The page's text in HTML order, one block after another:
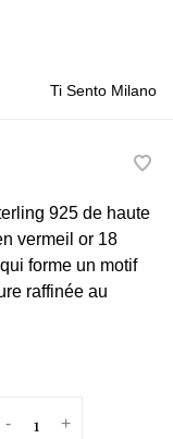
Ti Sento Milano
925 de haute
vermeil or 18
forme un motif
raffinée au
+
-